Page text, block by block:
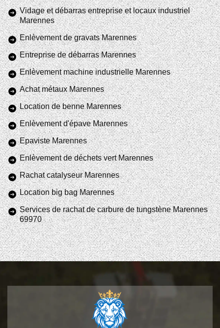
Vidage et débarras entreprise et locaux industriel
Marennes
Enlèvement de gravats Marennes
Entreprise de débarras Marennes
Enlèvement machine industrielle Marennes
Achat métaux Marennes
Location de benne Marennes
Enlèvement d'épave Marennes
Epaviste Marennes
Enlèvement de déchets vert Marennes
Rachat catalyseur Marennes
Location big bag Marennes
Services de rachat de carbure de tungstène Marennes
69970